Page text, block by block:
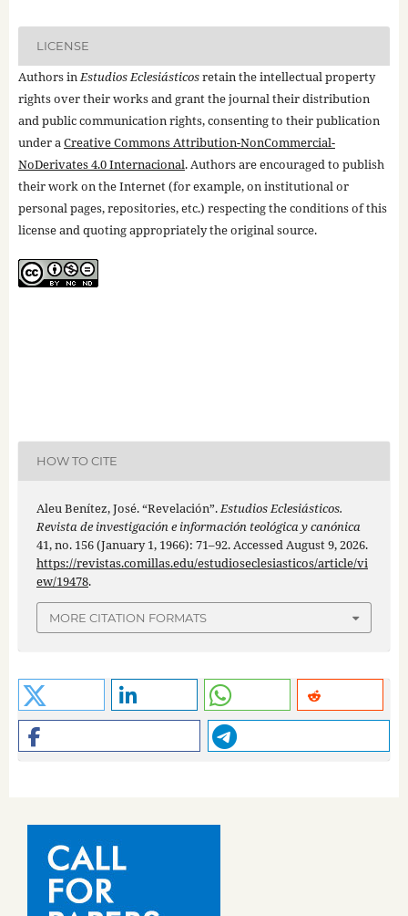
LICENSE
Authors inEstudios Eclesiásticosretain the intellectual property
rights over their works and grant the journal their distribution
and public communication rights, consenting to their publication
under aCreative Commons Attribution-NonCommercial-
NoDerivates 4.0 Internacional. Authors are encouraged to publish
their work on the Internet (for example, on institutional or
personal pages, repositories, etc.) respecting the conditions of this
license and quoting appropriately the original source.
HOW TO CITE
Aleu Benítez, José. “Revelación”.Estudios Eclesiásticos.
Revista de investigación e información teológica y canónica
41, no. 156 (January 1, 1966): 71–92. Accessed August 9, 2026.
https://revistas.comillas.edu/estudioseclesiasticos/article/vi
ew/19478.
MORE CITATION FORMATS